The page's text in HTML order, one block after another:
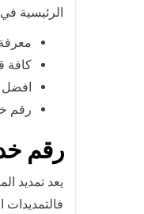
الرئيسية
كافة
رقم
رقم
يعد تمديد